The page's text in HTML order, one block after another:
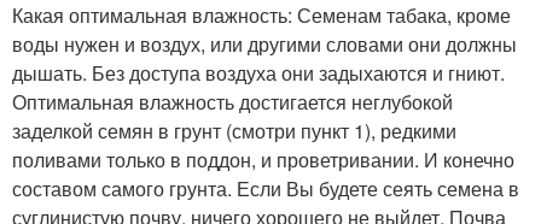
Какая оптимальная влажность: Семенам табака, кроме
воды нужен и воздух, или другими словами они должны
дышать. Без доступа воздуха они задыхаются и гниют.
Оптимальная влажность достигается неглубокой
заделкой семян в грунт (смотри пункт 1), редкими
поливами только в поддон, и проветривании. И конечно
составом самого грунта. Если Вы будете сеять семена в
суглинистую почву, ничего хорошего не выйдет. Почва